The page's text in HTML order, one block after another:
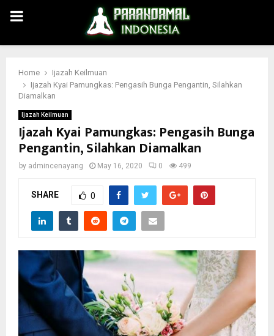
PRIMARY
MENU
Home
Ijazah Keilmuan
Ijazah Kyai Pamungkas: Pengasih Bunga Pengantin, Silahkan
Diamalkan
Ijazah Keilmuan
Ijazah Kyai Pamungkas: Pengasih Bunga
Pengantin, Silahkan Diamalkan
by admincenayang May 16, 2020 0 499
SHARE 0